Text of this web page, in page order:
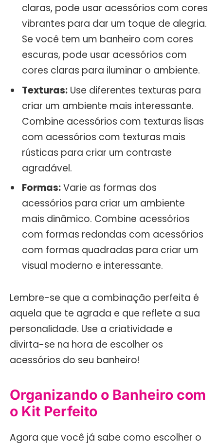
claras, pode usar acessórios com cores
vibrantes para dar um toque de alegria.
Se você tem um banheiro com cores
escuras, pode usar acessórios com
cores claras para iluminar o ambiente.
Texturas: Use diferentes texturas para
criar um ambiente mais interessante.
Combine acessórios com texturas lisas
com acessórios com texturas mais
rústicas para criar um contraste
agradável.
Formas:Varie as formas dos
acessórios para criar um ambiente
mais dinâmico. Combine acessórios
com formas redondas com acessórios
com formas quadradas para criar um
visual moderno e interessante.
Lembre-se que a combinação perfeita é
aquela que te agrada e que reflete a sua
personalidade. Use a criatividade e
divirta-se na hora de escolher os
acessórios do seu banheiro!
Organizando o Banheiro com
o Kit Perfeito
Agora que você já sabe como escolher o